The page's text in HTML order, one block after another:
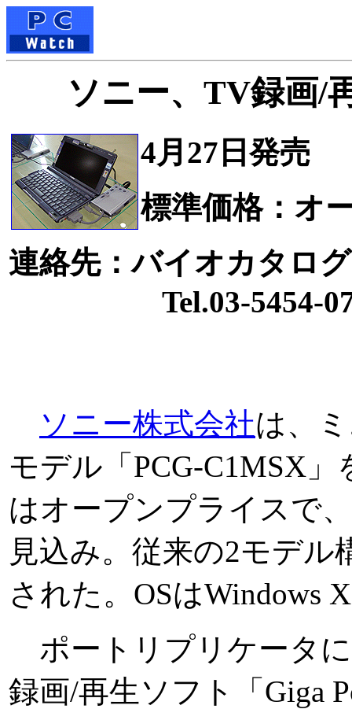
ソニー、TV録画/
4月27日発売
標準価格：オ
連絡先：バイオカタロ
Tel.03-5454-
ソニー株式会社は、
モデル「PCG-C1MSX
はオープンプライスで
見込み。従来の2モデ
された。OSはWindows
ポートリプリケータ
録画/再生ソフト「Giga